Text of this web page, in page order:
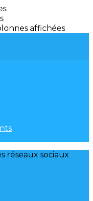
affichées
réseaux sociaux